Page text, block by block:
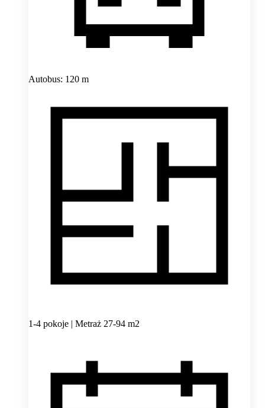
Autobus: 120 m
1-4 pokoje | Metraż 27-94 m2